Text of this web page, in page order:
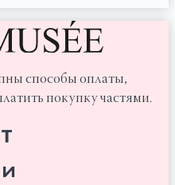
способы оплаты,
покупку частями.